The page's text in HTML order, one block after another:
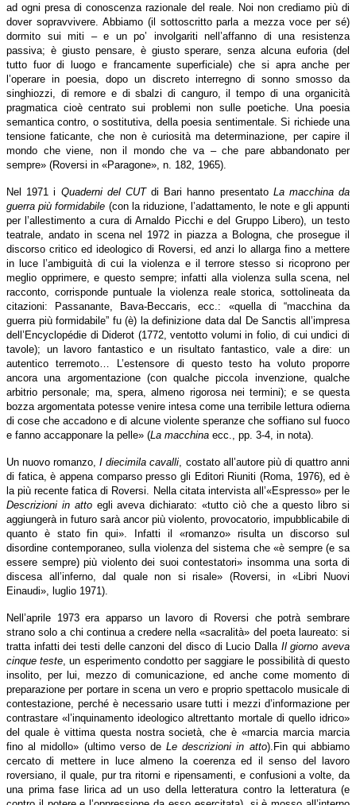
ad ogni presa di conoscenza razionale del reale. Noi non crediamo più di
dover sopravvivere. Abbiamo (il sottoscritto parla a mezza voce per sé)
dormito sui miti – e un po’ involgariti nell’affanno di una resistenza
passiva; è giusto pensare, è giusto sperare, senza alcuna euforia (del
tutto fuor di luogo e francamente superficiale) che si apra anche per
l’operare in poesia, dopo un discreto interregno di sonno smosso da
singhiozzi, di remore e di sbalzi di canguro, il tempo di una organicità
pragmatica cioè centrato sui problemi non sulle poetiche. Una poesia
semantica contro, o sostitutiva, della poesia sentimentale. Si richiede una
tensione faticante, che non è curiosità ma determinazione, per capire il
mondo che viene, non il mondo che va – che pare abbandonato per
sempre» (Roversi in «Paragone», n. 182, 1965).
Nel 1971 i Quaderni del CUTdi Bari hanno presentato La macchina da
guerra più formidabile (con la riduzione, l’adattamento, le note e gli appunti
per l’allestimento a cura di Arnaldo Picchi e del Gruppo Libero), un testo
teatrale, andato in scena nel 1972 in piazza a Bologna, che prosegue il
discorso critico ed ideologico di Roversi, ed anzi lo allarga fino a mettere
in luce l’ambiguità di cui la violenza e il terrore stesso si ricoprono per
meglio opprimere, e questo sempre; infatti alla violenza sulla scena, nel
racconto, corrisponde puntuale la violenza reale storica, sottolineata da
citazioni: Passanante, Bava-Beccaris, ecc.: «quella di “macchina da
guerra più formidabile” fu (è) la definizione data dal De Sanctis all’impresa
dell’Encyclopédie di Diderot (1772, ventotto volumi in folio, di cui undici di
tavole); un lavoro fantastico e un risultato fantastico, vale a dire: un
autentico terremoto… L’estensore di questo testo ha voluto proporre
ancora una argomentazione (con qualche piccola invenzione, qualche
arbitrio personale; ma, spera, almeno rigorosa nei termini); e se questa
bozza argomentata potesse venire intesa come una terribile lettura odierna
di cose che accadono e di alcune violente speranze che soffiano sul fuoco
e fanno accapponare la pelle» (La macchina ecc., pp. 3-4, in nota).
Un nuovo romanzo,I diecimila cavalli , costato all’autore più di quattro anni
di fatica, è appena comparso presso gli Editori Riuniti (Roma, 1976), ed è
la più recente fatica di Roversi. Nella citata intervista all’«Espresso» per le
Descrizioni in attoegli aveva dichiarato: «tutto ciò che a questo libro si
aggiungerà in futuro sarà ancor più violento, provocatorio, impubblicabile di
quanto è stato fin qui». Infatti il «romanzo» risulta un discorso sul
disordine contemporaneo, sulla violenza del sistema che «è sempre (e sa
essere sempre) più violento dei suoi contestatori» insomma una sorta di
discesa all’inferno, dal quale non si risale» (Roversi, in «Libri Nuovi
Einaudi», luglio 1971).
Nell’aprile 1973 era apparso un lavoro di Roversi che potrà sembrare
strano solo a chi continua a credere nella «sacralità» del poeta laureato: si
tratta infatti dei testi delle canzoni del disco di Lucio Dalla Il giorno aveva
cinque teste , un esperimento condotto per saggiare le possibilità di questo
insolito, per lui, mezzo di comunicazione, ed anche come momento di
preparazione per portare in scena un vero e proprio spettacolo musicale di
contestazione, perché è necessario usare tutti i mezzi d’informazione per
contrastare «l’inquinamento ideologico altrettanto mortale di quello idrico»
del quale è vittima questa nostra società, che è «marcia marcia marcia
fino al midollo» (ultimo verso deLe descrizioni in atto).Fin qui abbiamo
cercato di mettere in luce almeno la coerenza ed il senso del lavoro
roversiano, il quale, pur tra ritorni e ripensamenti, e confusioni a volte, da
una prima fase lirica ad un uso della letteratura contro la letteratura (e